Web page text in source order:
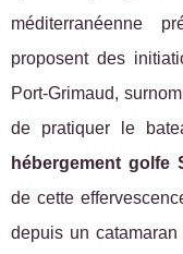
méditerranéenne
proposent des
Port-Grimaud,
de pratiquer le
hébergement golfe
de cette
depuis un